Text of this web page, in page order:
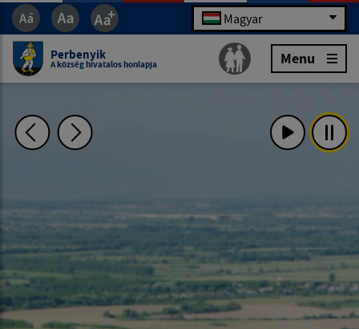
Magyar
Perbenyik
A község hivatalos honlapja Menu